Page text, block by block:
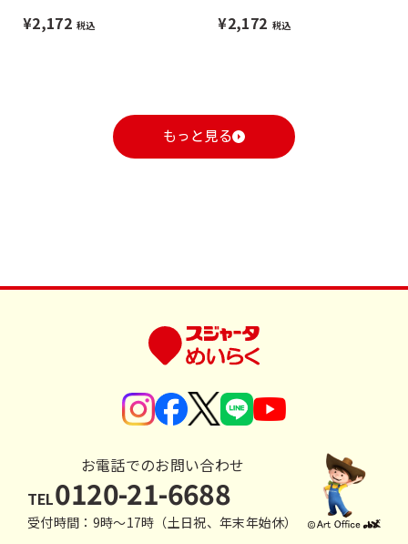
¥2,172 税込 ¥2,172 税込
もっと見る
お電話でのお問い合わせ
TEL0120-21-6688
受付時間：9時〜17時（土日祝、年末年始休）